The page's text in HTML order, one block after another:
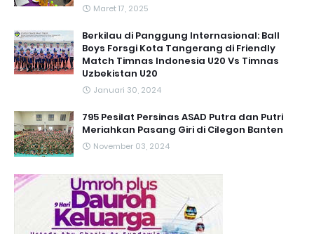
Maret 17, 2025
Berkilau di Panggung Internasional: Ball
Boys Forsgi Kota Tangerang di Friendly
Match Timnas Indonesia U20 Vs Timnas
Uzbekistan U20
Januari 30, 2024
795 Pesilat Persinas ASAD Putra dan Putri
Meriahkan Pasang Giri di Cilegon Banten
November 03, 2024